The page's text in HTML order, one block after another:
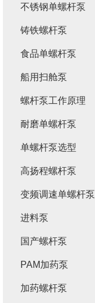
不锈钢单螺杆泵
铸铁螺杆泵
食品单螺杆泵
船用扫舱泵
螺杆泵工作原理
耐磨单螺杆泵
单螺杆泵选型
高扬程螺杆泵
变频调速单螺杆泵
进料泵
国产螺杆泵
PAM加药泵
加药螺杆泵